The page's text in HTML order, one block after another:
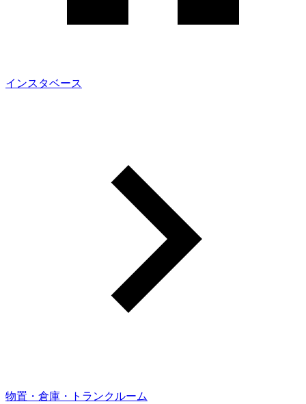
インスタベース
物置・倉庫・トランクルーム